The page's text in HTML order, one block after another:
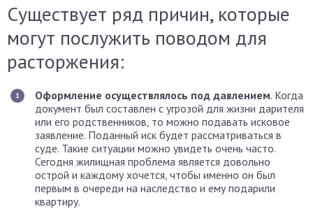
Существует ряд причин, которые
могут послужить поводом для
расторжения:
Оформление осуществлялось под давлением. Когда
документ был составлен с угрозой для жизни дарителя
или его родственников, то можно подавать исковое
заявление. Поданный иск будет рассматриваться в
суде. Такие ситуации можно увидеть очень часто.
Сегодня жилищная проблема является довольно
острой и каждому хочется, чтобы именно он был
первым в очереди на наследство и ему подарили
квартиру.